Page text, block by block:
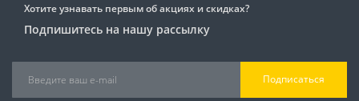
Хотите узнавать первым об акциях и скидках?
Подпишитесь на нашу рассылку
Подписаться